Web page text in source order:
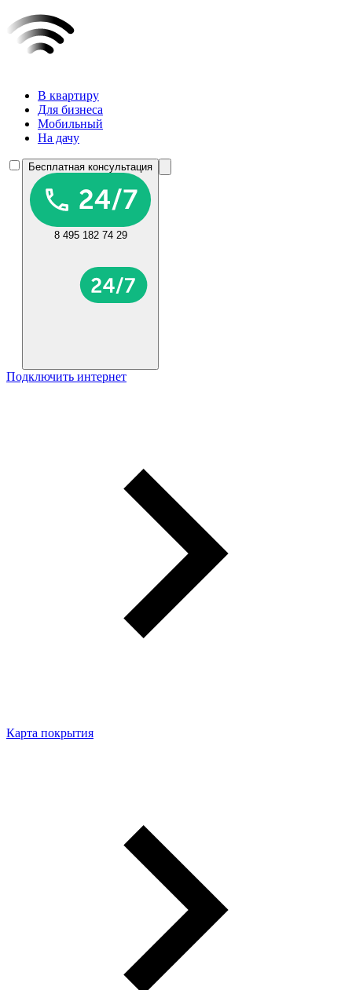
В квартиру
Для бизнеса
Мобильный
На дачу
Бесплатная консультация
8 495 182 74 29
Подключить интернет
Карта покрытия